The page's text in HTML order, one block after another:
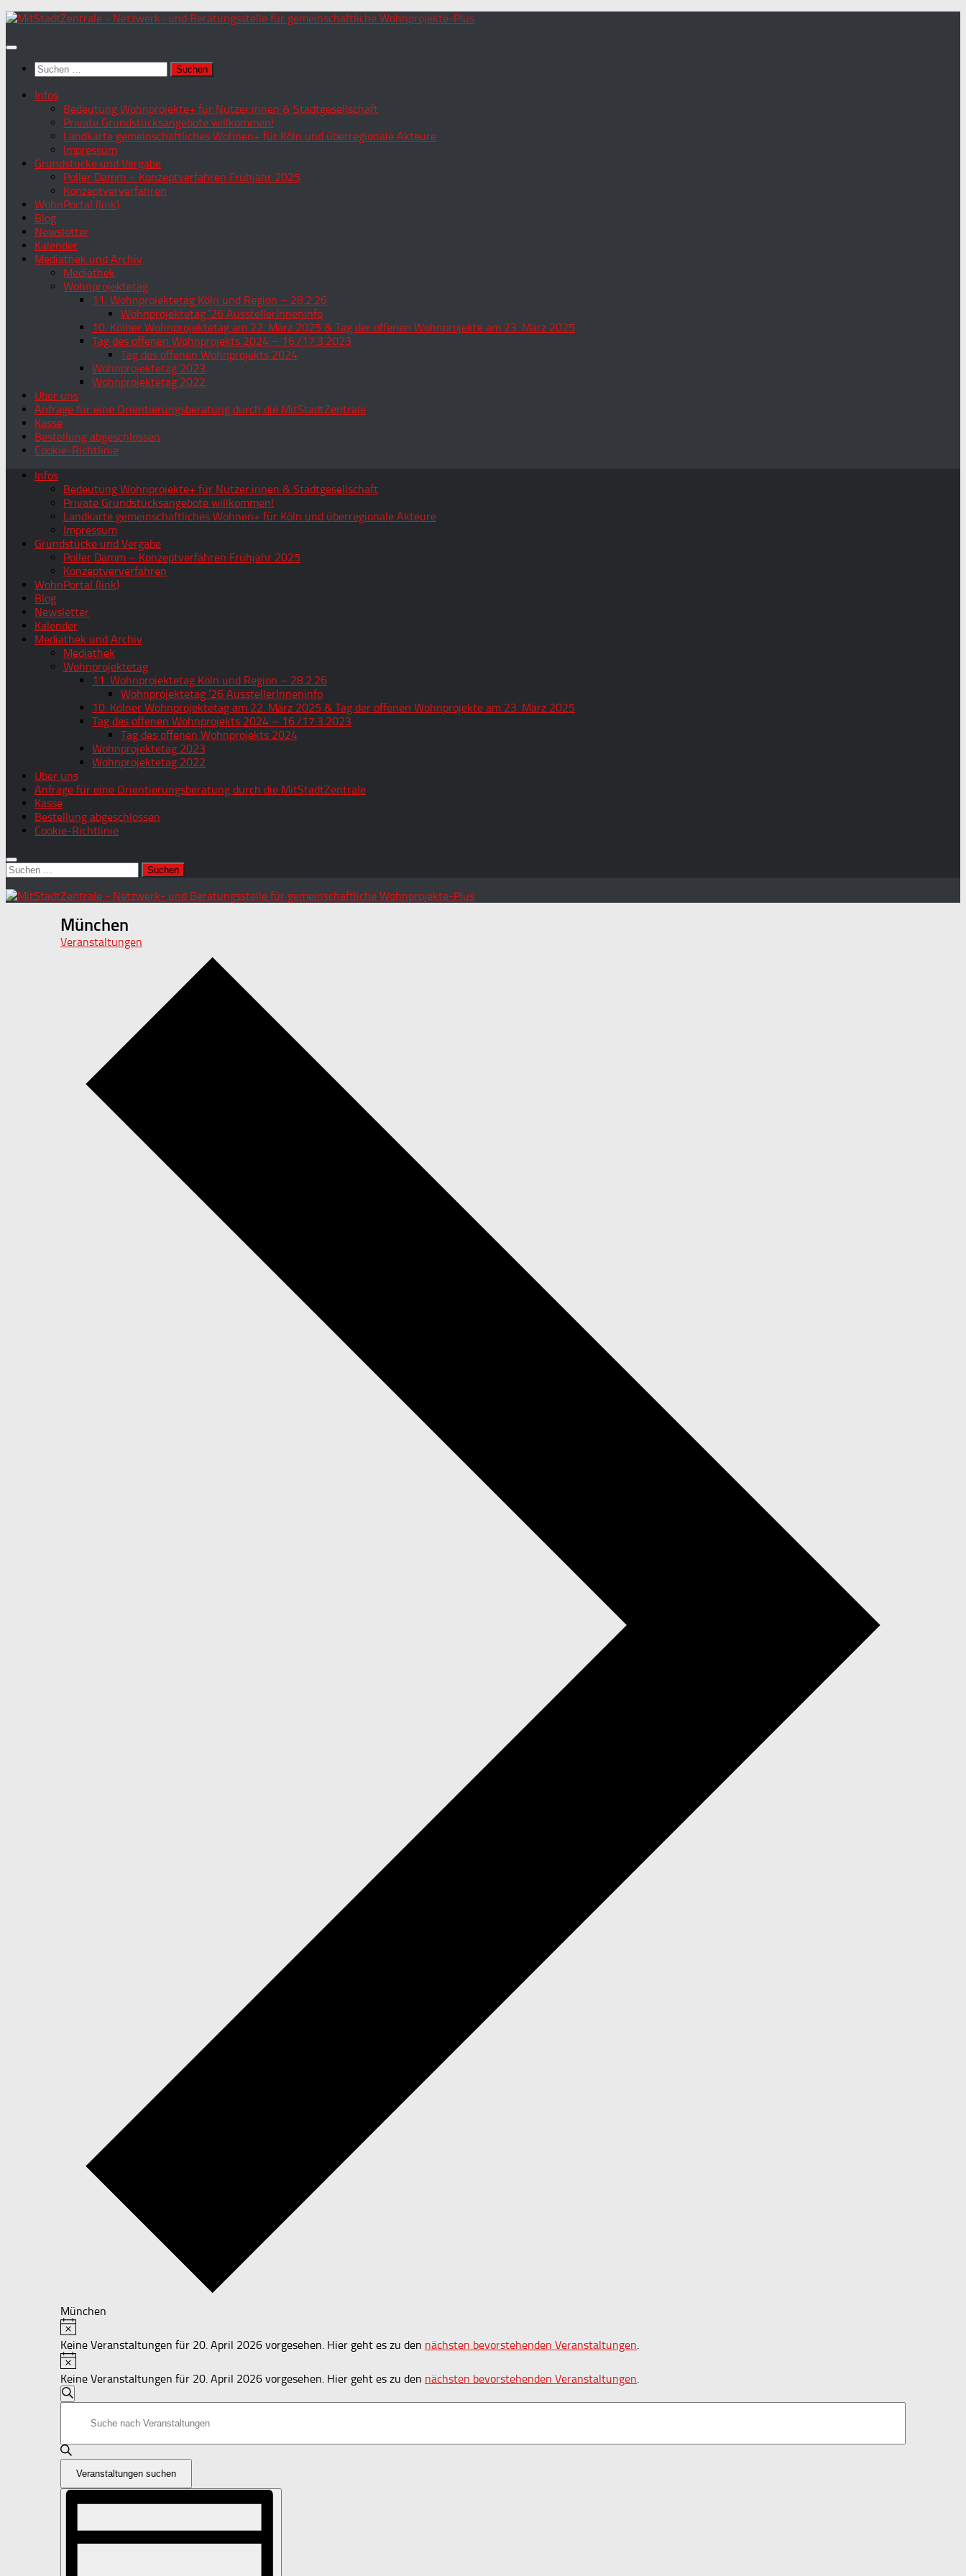
Zum
springen
Suchen
nach:
Infos
Bedeutung Wohnprojekte+ für Nutzer:innen & Stadtgesellschaft
Private Grundstücksangebote willkommen!
Landkarte gemeinschaftliches Wohnen+ für Köln und überregionale Akteure
Impressum
Grundstücke und Vergabe
Poller Damm – Konzeptverfahren Frühjahr 2025
Konzeptververfahren
WohnPortal (link)
Blog
Newsletter
Kalender
Mediathek und Archiv
Mediathek
Wohnprojektetag
11. Wohnprojektetag Köln und Region – 28.2.26
Wohnprojektetag ’26 AusstellerInneninfo
10. Kölner Wohnprojektetag am 22. März 2025 & Tag der offenen Wohnprojekte am 23. März 2025
Tag des offenen Wohnprojekts 2024 – 16./17.3.2023
Tag des offenen Wohnprojekts 2024
Wohnprojektetag 2023
Wohnprojektetag 2022
Über uns
Anfrage für eine Orientierungsberatung durch die MitStadtZentrale
Kasse
Bestellung abgeschlossen
Cookie-Richtlinie
Infos
Bedeutung Wohnprojekte+ für Nutzer:innen & Stadtgesellschaft
Private Grundstücksangebote willkommen!
Landkarte gemeinschaftliches Wohnen+ für Köln und überregionale Akteure
Impressum
Grundstücke und Vergabe
Poller Damm – Konzeptverfahren Frühjahr 2025
Konzeptververfahren
WohnPortal (link)
Blog
Newsletter
Kalender
Mediathek und Archiv
Mediathek
Wohnprojektetag
11. Wohnprojektetag Köln und Region – 28.2.26
Wohnprojektetag ’26 AusstellerInneninfo
10. Kölner Wohnprojektetag am 22. März 2025 & Tag der offenen Wohnprojekte am 23. März 2025
Tag des offenen Wohnprojekts 2024 – 16./17.3.2023
Tag des offenen Wohnprojekts 2024
Wohnprojektetag 2023
Wohnprojektetag 2022
Über uns
Anfrage für eine Orientierungsberatung durch die MitStadtZentrale
Kasse
Bestellung abgeschlossen
Cookie-Richtlinie
Suchen
nach:
München
Veranstaltungen
München
Veranstaltungen
für
20.
April
Hinweis
Keine Veranstaltungen für 20. April 2026 vorgesehen. Hier geht es zu den nächsten bevorstehenden Veranstaltungen
Hinweis
Keine Veranstaltungen für 20. April 2026 vorgesehen. Hier geht es zu den nächsten bevorstehenden Veranstaltungen
Veranstaltungen
Suche
Ansichten,
Navigation
Suche
Schlüsselwort
Suche
nach
Veranstaltungen
Schlüsselwort.
Veranstaltungen suchen
Veranstaltung
Navigation